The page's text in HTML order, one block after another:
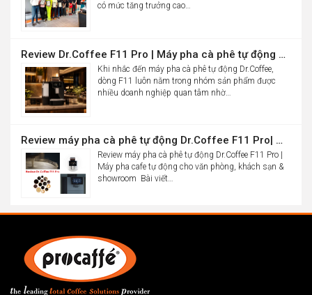
có mức tăng trưởng cao…
Review Dr.Coffee F11 Pro | Máy pha cà phê tự động cho văn phòng
Khi nhắc đến máy pha cà phê tự động Dr.Coffee,
dòng F11 luôn nằm trong nhóm sản phẩm được
nhiều doanh nghiệp quan tâm nhờ…
Review máy pha cà phê tự động Dr.Coffee F11 Pro| Máy pha cafe tự động cho văn phòng, khách sạn & showroom
Review máy pha cà phê tự động Dr.Coffee F11 Pro |
Máy pha cafe tự động cho văn phòng, khách sạn &
showroom Bài viết…